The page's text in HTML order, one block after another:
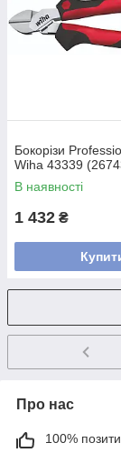
Бокорізи
Wiha 43339
В наявності
1 432 ₴
Про нас
100%